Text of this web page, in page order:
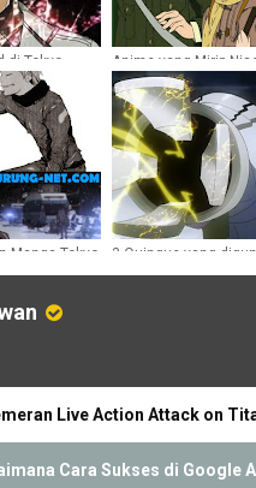
di Tokyo
Anime yang Mirip
Manga Tokyo
3 Quinque yang
Live Action Attack on
Cara Sukses di Google